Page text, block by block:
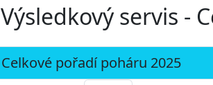
Výsledkový servis -